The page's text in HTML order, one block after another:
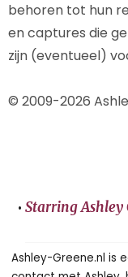
behoren tot hun
en captures die
zijn (eventueel)
© 2009-2026
• Starring Ashley
Ashley-Greene.nl is